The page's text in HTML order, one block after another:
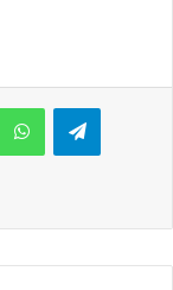
WhatsApp